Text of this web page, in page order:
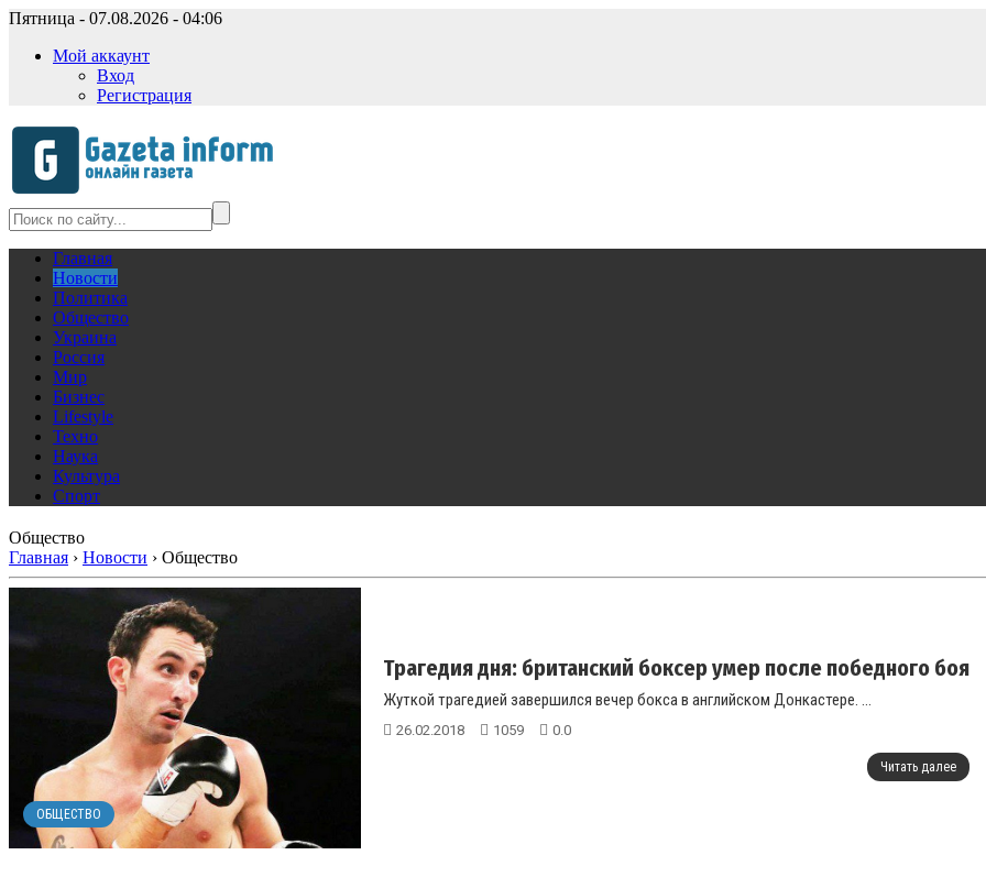
Пятница - 07.08.2026 - 04:06
Мой аккаунт
Вход
Регистрация
Главная
Новости
Политика
Общество
Украина
Россия
Мир
Бизнес
Lifestyle
Техно
Наука
Культура
Спорт
Общество
Главная › Новости › Общество
ОБЩЕСТВО
Трагедия дня: британский боксер умер после победного боя
Жуткой трагедией завершился вечер бокса в английском Донкастере. ...
26.02.2018 1059 0.0
Читать далее